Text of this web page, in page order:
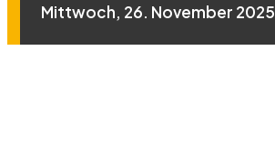
Mittwoch, 26. November 2025